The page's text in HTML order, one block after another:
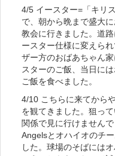
4/5 イースター=「キリ
で、朝から晩まで盛大
教会に行きました。道
ースター仕様に変えら
ザー方のおばあちゃん
スターのご飯、当日に
ご飯を食べました。
4/10 こちらに来てから
を観てきました。狙っ
関係で見に行けません
Angelsとオハイオのチ
した。球場のそばには